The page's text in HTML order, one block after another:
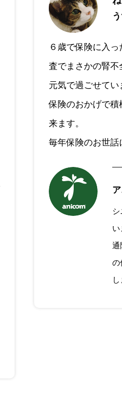
６歳で保険に入
査でまさかの腎
元気で過ごせて
保険のおかげで
来ます。
毎年保険のお世
い
通
の